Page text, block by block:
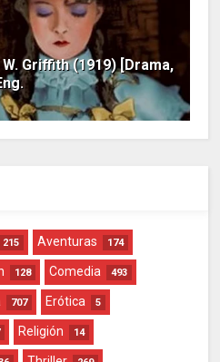
Griffith (1919) [Drama,
215 Aventuras 174
128 Comedia 493
707 Erótica 5
Religión 14